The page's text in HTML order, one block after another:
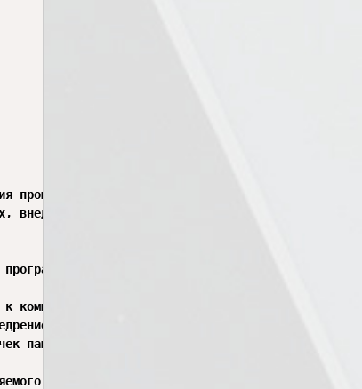
объектного представления.
бинарных файлов внутрь CAB-архива
кода от анализа и реверс-
коммерческой тайне внутри исполняемых модулей
инъекций, вредоносных закладок).
памяти для вызова отказа в обслуживании (DoS).
кода, такого как .NET (C#) или Java,